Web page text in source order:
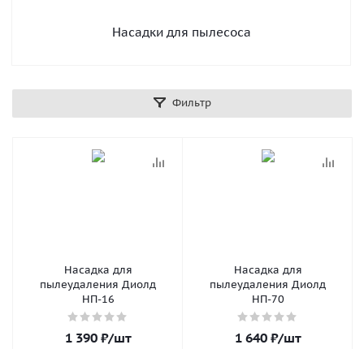
Насадки для пылесоса
Фильтр
Насадка для
пылеудаления Диолд
НП-16
1 390₽/шт
Насадка для
пылеудаления Диолд
НП-70
1 640₽/шт